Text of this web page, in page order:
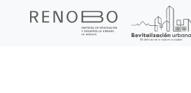
Sitio Web